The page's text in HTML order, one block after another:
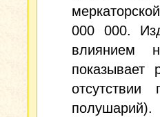
000 000.
влиянием
отсутствии